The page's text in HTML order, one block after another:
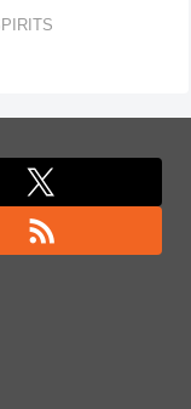
ホーツク海で軍
「台湾軍が対